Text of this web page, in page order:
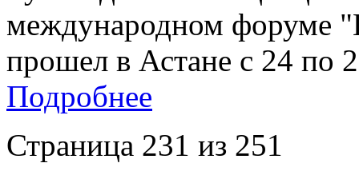
международном форуме
прошел в Астане с 24 по
Подробнее
Страница 231 из 251